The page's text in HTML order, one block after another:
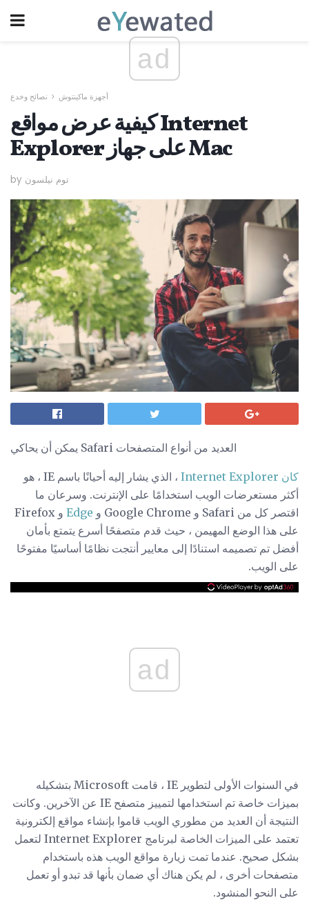
ad
أجهزة ماكينتوش نصائح وخدع
كيفية عرض مواقع Internet
Explorer على جهاز Mac
by توم نيلسون
يمكن أن يحاكي Safari العديد من أنواع المتصفحات
كان Internet Explorer
، الذي يشار إليه أحيانًا باسم IE ، هو
أكثر مستعرضات الويب استخدامًا على الإنترنت. وسرعان ما
اقتصر كل من Safari و Google Chrome و
Edge
و Firefox
على هذا الوضع المهيمن ، حيث قدم متصفحًا أسرع يتمتع بأمان
أفضل تم تصميمه استنادًا إلى معايير أنتجت نظامًا أساسيًا مفتوحًا
على الويب.
ad
في السنوات الأولى لتطوير IE ، قامت Microsoft بتشكيله
بميزات خاصة تم استخدامها لتمييز متصفح IE عن الآخرين. وكانت
النتيجة أن العديد من مطوري الويب قاموا بإنشاء مواقع إلكترونية
تعتمد على الميزات الخاصة لبرنامج Internet Explorer لتعمل
بشكل صحيح. عندما تمت زيارة مواقع الويب هذه باستخدام
متصفحات أخرى ، لم يكن هناك أي ضمان بأنها قد تبدو أو تعمل
على النحو المنشود.